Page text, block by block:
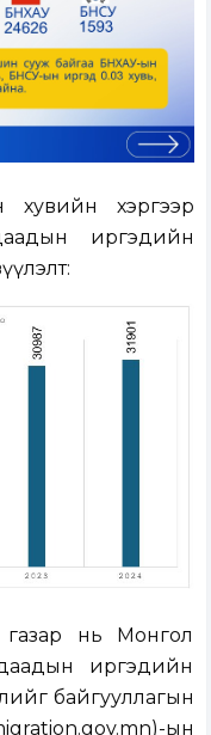
хувийн хэргээр
иргэдийн
газар нь Монгол
иргэдийн
байгууллагын
ын